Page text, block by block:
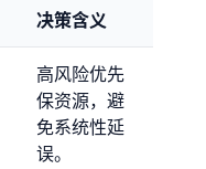
决策含义
高风险优先
保资源，避
免系统性延
误。